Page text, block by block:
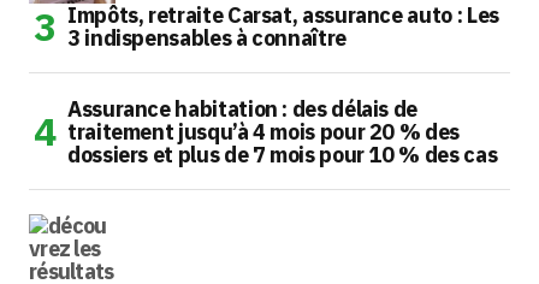
Impôts, retraite Carsat, assurance auto : Les
3 indispensables à connaître
Assurance habitation : des délais de
traitement jusqu’à 4 mois pour 20 % des
dossiers et plus de 7 mois pour 10 % des cas